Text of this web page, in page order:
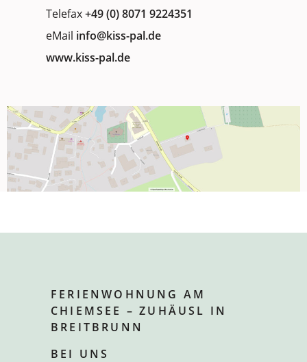
Telefax+49 (0) 8071 9224351
eMail info@kiss-pal.de
www.kiss-pal.de
FERIENWOHNUNG AM
CHIEMSEE – ZUHÄUSL IN
BREITBRUNN
BEI UNS